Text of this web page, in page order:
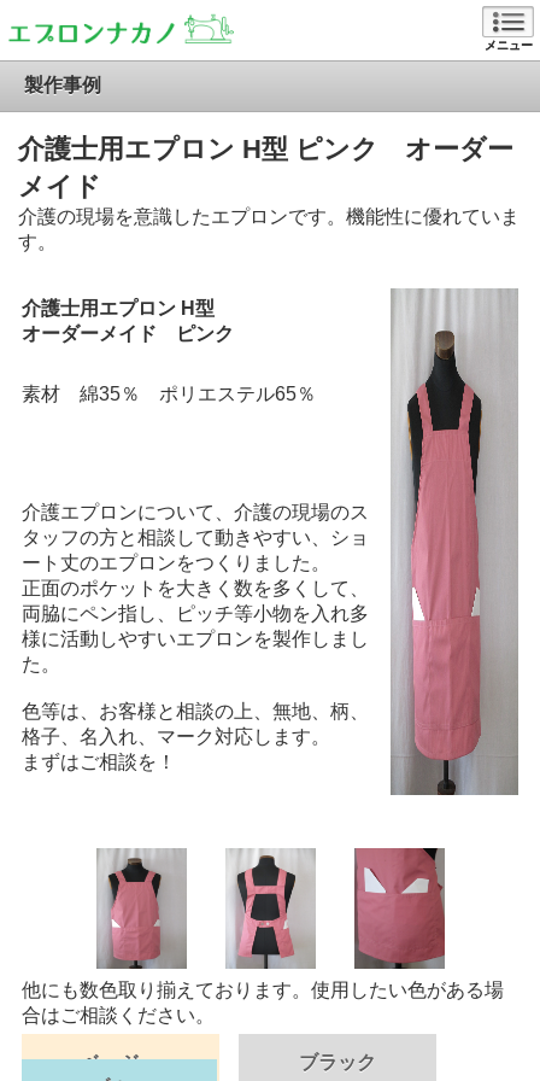
メニュー
製作事例
介護士用エプロン H型 ピンク オーダー
メイド
介護の現場を意識したエプロンです。機能性に優れていま
す。
介護士用エプロン H型
オーダーメイド ピンク
素材 綿35％ ポリエステル65％
介護エプロンについて、介護の現場のス
タッフの方と相談して動きやすい、ショ
ート丈のエプロンをつくりました。
正面のポケットを大きく数を多くして、
両脇にペン指し、ピッチ等小物を入れ多
様に活動しやすいエプロンを製作しまし
た。
色等は、お客様と相談の上、無地、柄、
格子、名入れ、マーク対応します。
まずはご相談を！
他にも数色取り揃えております。使用したい色がある場
合はご相談ください。
ベージュ
ブラック